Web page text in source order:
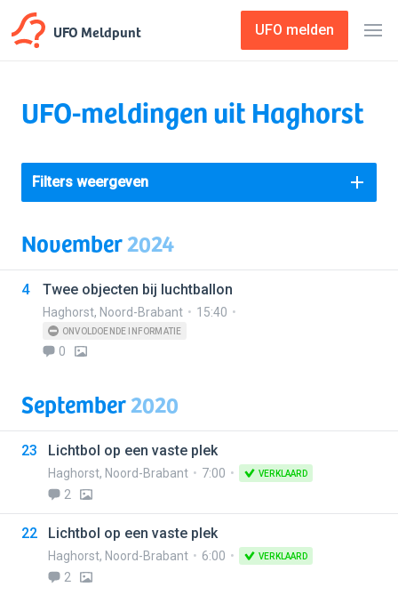
UFO Meldpunt UFO melden
UFO-meldingen uit Haghorst
Filters weergeven
November2024
4 Twee objecten bij luchtballon
Haghorst, Noord-Brabant 15:40
ONVOLDOENDE INFORMATIE
0
September2020
23 Lichtbol op een vaste plek
Haghorst, Noord-Brabant 7:00 VERKLAARD
2
22 Lichtbol op een vaste plek
Haghorst, Noord-Brabant 6:00 VERKLAARD
2